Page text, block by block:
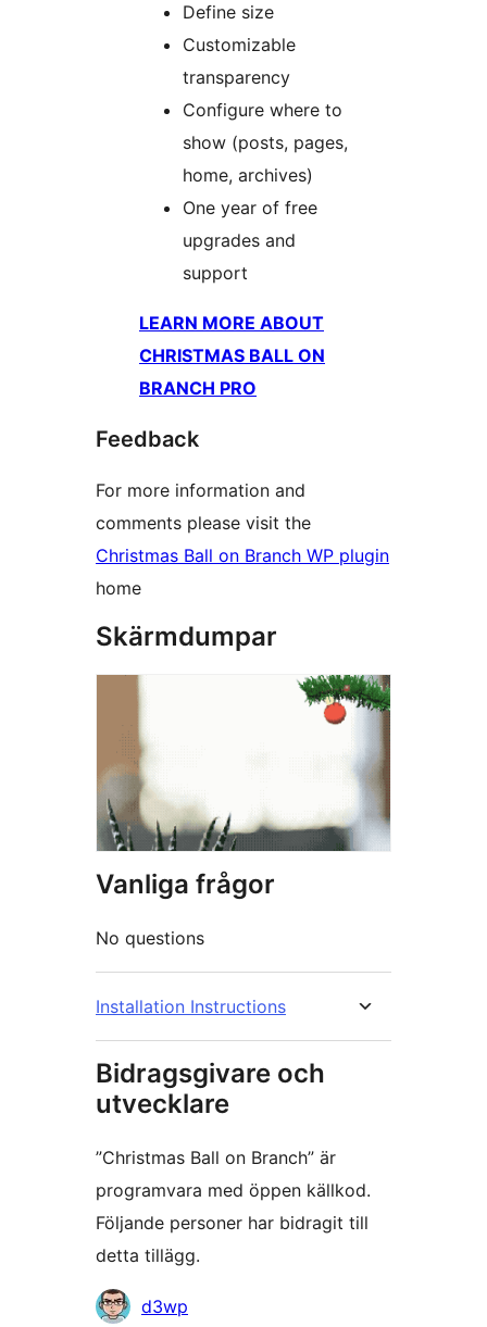
Define size
Customizable
transparency
Configure where to
show (posts, pages,
home, archives)
One year of free
upgrades and
support
LEARN MORE ABOUT
CHRISTMAS BALL ON
BRANCH PRO
Feedback
For more information and
comments please visit the
Christmas Ball on Branch WP plugin
home
Skärmdumpar
Vanliga frågor
No questions
Installation Instructions
Bidragsgivare och
utvecklare
”Christmas Ball on Branch” är
programvara med öppen källkod.
Följande personer har bidragit till
detta tillägg.
Bidragande
d3wp